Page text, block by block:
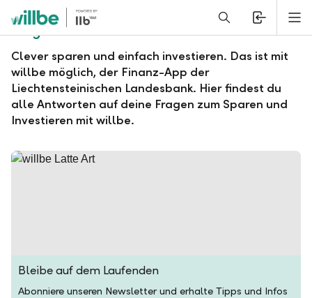
Alerts.Headline
Fragen und Antworten zu willbe
Clever sparen und einfach investieren. Das ist mit
willbe möglich, der Finanz-App der
Liechtensteinischen Landesbank. Hier findest du
alle Antworten auf deine Fragen zum Sparen und
Investieren mit willbe.
Bleibe auf dem Laufenden
Abonniere unseren Newsletter und erhalte Tipps und Infos